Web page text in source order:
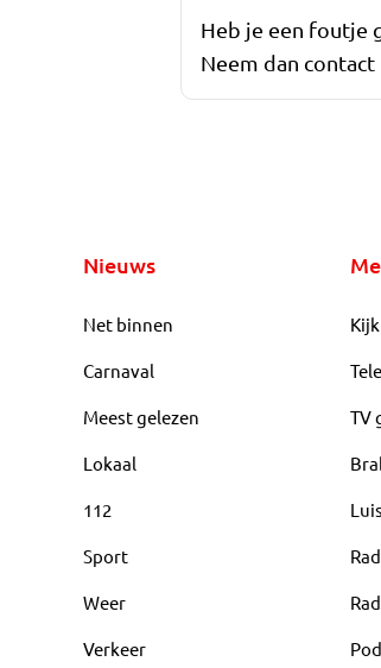
Heb je een foutje
Neem dan contact
Nieuws
Net binnen
Carnaval
Meest gelezen
Lokaal
112
Sport
Weer
Verkeer
TV